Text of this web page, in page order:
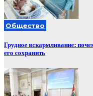
Общество
Грудное вскармливание:
его сохранить